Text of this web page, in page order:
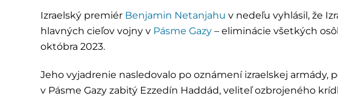
Izraelský premiér Benjamin Netanjahu v nedeľu vyhlásil, že
hlavných cieľov vojny v Pásme Gazy – eliminácie všetkých
októbra 2023.
Jeho vyjadrenie nasledovalo po oznámení izraelskej
v Pásme Gazy zabitý Ezzedín Haddád, veliteľ ozbrojeného